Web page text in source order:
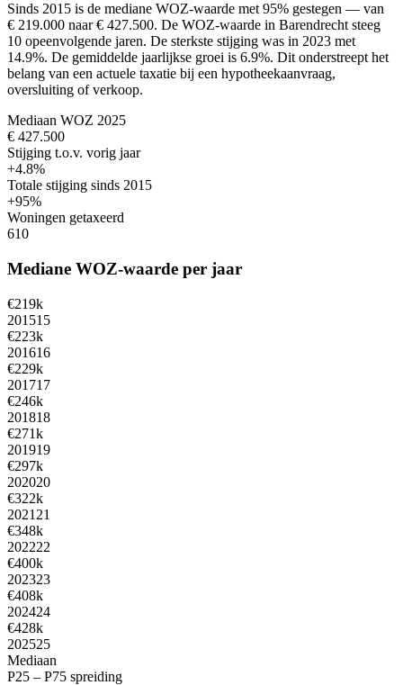
Sinds 2015 is de mediane WOZ-waarde met 95% gestegen — van
€ 219.000 naar € 427.500. De WOZ-waarde in Barendrecht steeg
10 opeenvolgende jaren. De sterkste stijging was in 2023 met
14.9%. De gemiddelde jaarlijkse groei is 6.9%. Dit onderstreept het
belang van een actuele taxatie bij een hypotheekaanvraag,
oversluiting of verkoop.
Mediaan WOZ 2025
€ 427.500
Stijging t.o.v. vorig jaar
+4.8%
Totale stijging sinds 2015
+95%
Woningen getaxeerd
610
Mediane WOZ-waarde per jaar
€219k
201515
€223k
201616
€229k
201717
€246k
201818
€271k
201919
€297k
202020
€322k
2021 21
€348k
202222
€400k
202323
€408k
202424
€428k
202525
Mediaan
P25 – P75 spreiding